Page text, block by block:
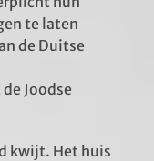
te laten
de Duitse
Joodse
kwijt. Het huis